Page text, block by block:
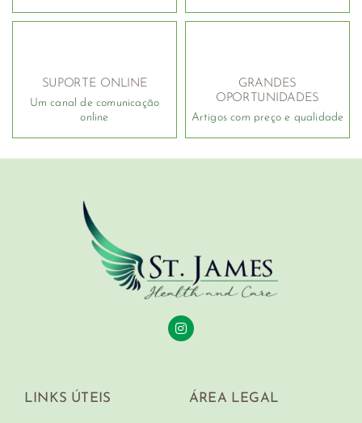
SUPORTE ONLINE
Um canal de comunicação
online
GRANDES
OPORTUNIDADES
Artigos com preço e qualidade
LINKS ÚTEIS ÁREA LEGAL